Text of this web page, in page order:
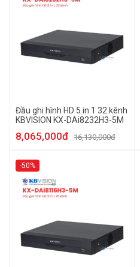
Đầu ghi hình HD 5 in 1 32 kênh
KBVISION KX-DAi8232H3-5M
8,065,000đ 16,130,000đ
-50%